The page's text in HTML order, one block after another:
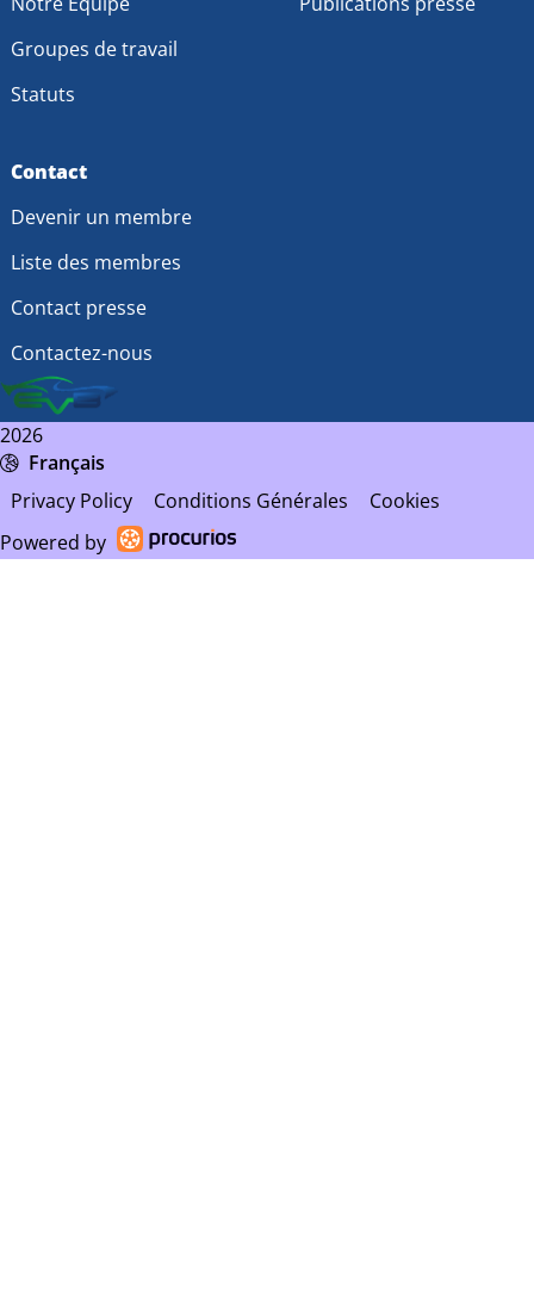
Groupes de travail
Statuts
Contact
Devenir un membre
Liste des membres
Contact presse
Contactez-nous
2026
Français
Privacy Policy
Conditions Générales
Cookies
Powered by